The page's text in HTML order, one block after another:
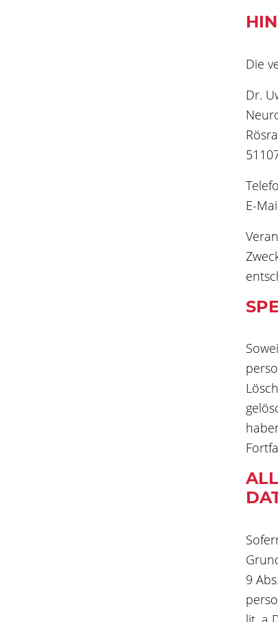
Die
Dr.
E-
9